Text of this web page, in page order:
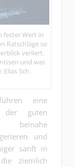
fester Wert in
Ratschläge so
verliert.
und was
Sch.
eine
der guten
und
sanft in
ziemlich